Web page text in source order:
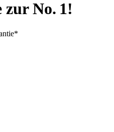
zur No. 1!